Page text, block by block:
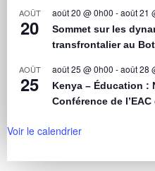
AOÛT
20
août 20 @ 0h00 -août 21
Sommet sur les
transfrontalier au
AOÛT
25
août 25 @ 0h00 -août 28
Kenya – Éducation :
Conférence de
Voir le calendrier